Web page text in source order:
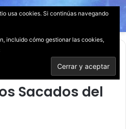
Sacados del
usa cookies. Si continúas navegando
incluido cómo gestionar las cookies,